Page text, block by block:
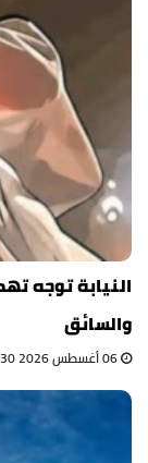
النيابة توجه
والسائق